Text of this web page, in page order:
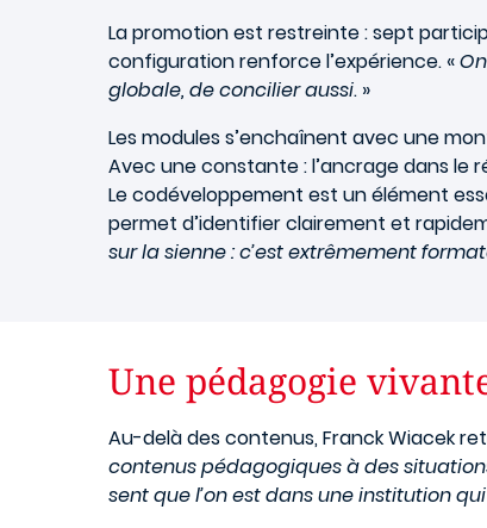
La promotion est restreinte : sept
configuration renforce l’expérience. «
globale, de concilier aussi. »
Les modules s’enchaînent avec une
Avec une constante : l’ancrage dans le
Le codéveloppement est un élément
permet d’identifier clairement et
sur la sienne : c’est extrêmement
Une pédagogie
Au-delà des contenus, Franck Wiacek
contenus pédagogiques à des
sent que l’on est dans une institution